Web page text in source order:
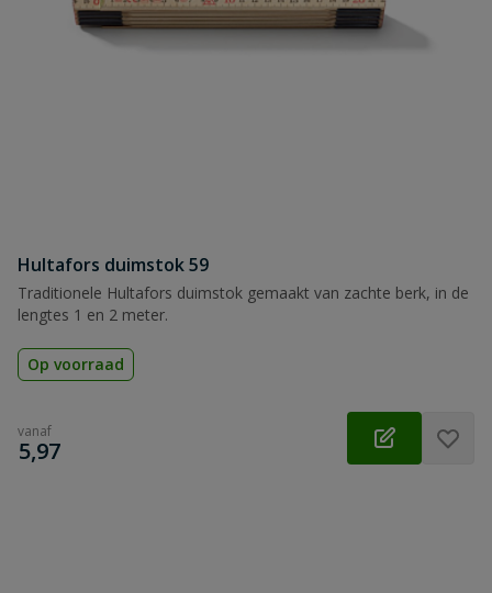
Hultafors duimstok 59
Traditionele Hultafors duimstok gemaakt van zachte berk, in de
lengtes 1 en 2 meter.
Op voorraad
vanaf
€
5,97